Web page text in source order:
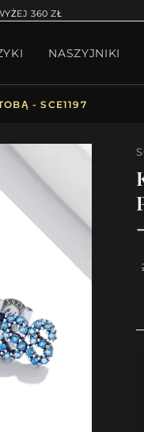
360 ZŁBRANSOLETKI
NASZYJNIKI
- SCE1197